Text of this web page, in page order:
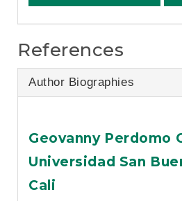
References
Author Biographies
Geovanny Perdomo
Universidad San
Cali